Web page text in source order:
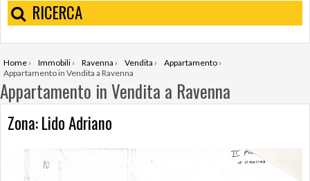
RICERCA
Home › Immobili › Ravenna › Vendita › Appartamento ›
Appartamento in Vendita a Ravenna
Appartamento in Vendita a Ravenna
Zona: Lido Adriano